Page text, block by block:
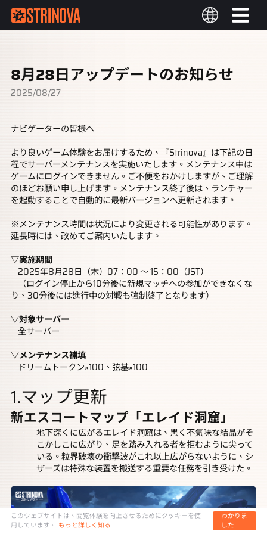
8月28日アップデートのお知らせ
2025/08/27
ナビゲーターの皆様へ
より良いゲーム体験をお届けするため、『Strinova』は下記の日
程でサーバーメンテナンスを実施いたします。メンテナンス中は
ゲームにログインできません。ご不便をおかけしますが、ご理解
のほどお願い申し上げます。メンテナンス終了後は、ランチャー
を起動することで自動的に最新バージョンへ更新されます。
※メンテナンス時間は状況により変更される可能性があります。
延長時には、改めてご案内いたします。
▽実施期間
	2025年8月28日（木）07：00 ～ 15：00（JST）
り、30分後には進行中の対戦も強制終了となります）
▽対象サーバー
	全サーバー
▽メンテナンス補填
	ドリームトークン×100、弦基×100
1.マップ更新
新エスコートマップ「エレイド洞窟」
地下深くに広がるエレイド洞窟は、黒く不気味な結晶がそ
こかしこに広がり、足を踏み入れる者を拒むように尖って
いる。粒界破壊の衝撃波がこれ以上広がらないように、シ
ザーズは特殊な装置を搬送する重要な任務を引き受けた。
このウェブサイトは、閲覧体験を向上させるためにクッキーを使
用しています。 もっと詳しく知る
わかりま
した